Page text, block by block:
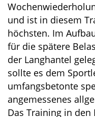
und ist in diesem
höchsten. Im
für die spätere
der Langhantel
sollte es dem
umfangsbetonte
angemessenes
Das Training in den